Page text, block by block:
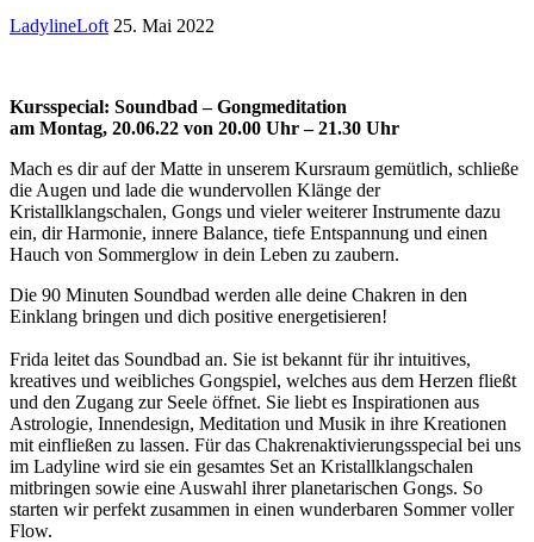
LadylineLoft 25. Mai 2022
Kursspecial: Soundbad – Gongmeditation
am Montag, 20.06.22 von 20.00 Uhr – 21.30 Uhr
Mach es dir auf der Matte in unserem Kursraum gemütlich, schließe
die Augen und lade die wundervollen Klänge der
Kristallklangschalen, Gongs und vieler weiterer Instrumente dazu
ein, dir Harmonie, innere Balance, tiefe Entspannung und einen
Hauch von Sommerglow in dein Leben zu zaubern.
Die 90 Minuten Soundbad werden alle deine Chakren in den
Einklang bringen und dich positive energetisieren!
Frida leitet das Soundbad an. Sie ist bekannt für ihr intuitives,
kreatives und weibliches Gongspiel, welches aus dem Herzen fließt
und den Zugang zur Seele öffnet. Sie liebt es Inspirationen aus
Astrologie, Innendesign, Meditation und Musik in ihre Kreationen
mit einfließen zu lassen. Für das Chakrenaktivierungsspecial bei uns
im Ladyline wird sie ein gesamtes Set an Kristallklangschalen
mitbringen sowie eine Auswahl ihrer planetarischen Gongs. So
starten wir perfekt zusammen in einen wunderbaren Sommer voller
Flow.